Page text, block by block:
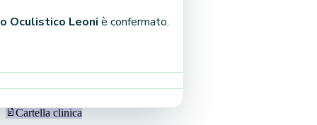
Oculistico Leoni è confermato.
· gratis, su ogni piano
Cartella clinica